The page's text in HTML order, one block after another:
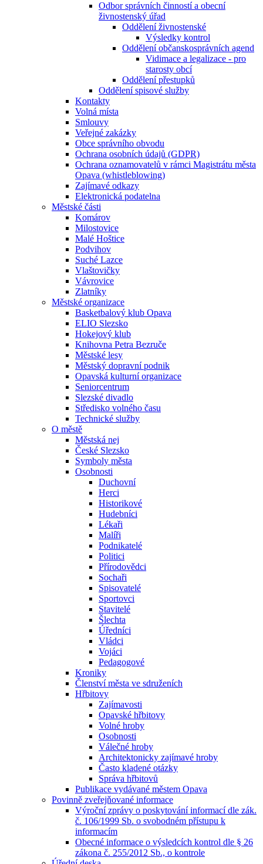
Odbor správních činností a obecní
živnostenský úřad
Oddělení živnostenské
Výsledky kontrol
Oddělení občanskosprávních agend
Vidimace a legalizace - pro
starosty obcí
Oddělení přestupků
Oddělení spisové služby
Kontakty
Volná místa
Smlouvy
Veřejné zakázky
Obce správního obvodu
Ochrana osobních údajů (GDPR)
Ochrana oznamovatelů v rámci Magistrátu města
Opava (whistleblowing)
Zajímavé odkazy
Elektronická podatelna
Městské části
Komárov
Milostovice
Malé Hoštice
Podvihov
Suché Lazce
Vlaštovičky
Vávrovice
Zlatníky
Městské organizace
Basketbalový klub Opava
ELIO Slezsko
Hokejový klub
Knihovna Petra Bezruče
Městské lesy
Městský dopravní podnik
Opavská kulturní organizace
Seniorcentrum
Slezské divadlo
Středisko volného času
Technické služby
O městě
Městská nej
České Slezsko
Symboly města
Osobnosti
Duchovní
Herci
Historikové
Hudebníci
Lékaři
Malíři
Podnikatelé
Politici
Přírodovědci
Sochaři
Spisovatelé
Sportovci
Stavitelé
Šlechta
Úředníci
Vládci
Vojáci
Pedagogové
Kroniky
Členství města ve sdruženích
Hřbitovy
Zajímavosti
Opavské hřbitovy
Volné hroby
Osobnosti
Válečné hroby
Architektonicky zajímavé hroby
Často kladené otázky
Správa hřbitovů
Publikace vydávané městem Opava
Povinně zveřejňované informace
Výroční zprávy o poskytování informací dle zák.
č. 106/1999 Sb. o svobodném přístupu k
informacím
Obecné informace o výsledcích kontrol dle § 26
zákona č. 255/2012 Sb., o kontrole